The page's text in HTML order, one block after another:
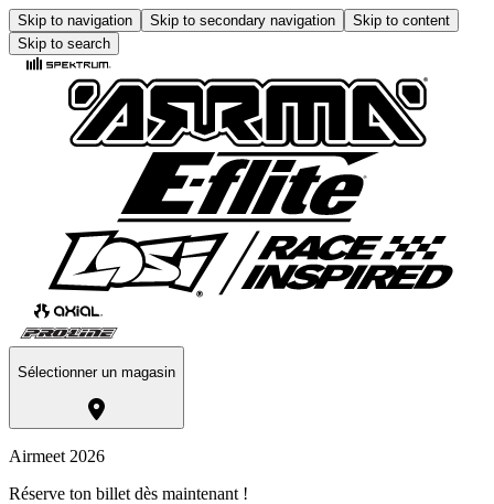
Skip to navigation Skip to secondary navigation
Skip to content
Skip to search
Sélectionner un magasin
Airmeet 2026
Réserve ton billet dès maintenant !